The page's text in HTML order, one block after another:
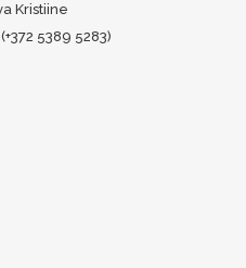
Kristiine
5389 5283)